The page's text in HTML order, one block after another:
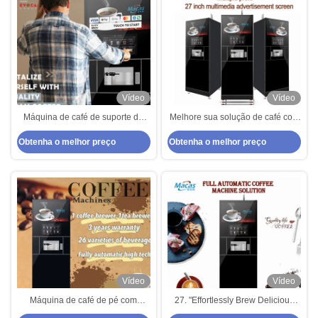
Vídeo
Máquina de café de suporte de
fábrica profissional com moedor
importado
Obtenha o melhor preço
Vídeo
Melhore sua solução de café com
a nossa máquina de café em pé
vendendo máquina de café
Espresso
Obtenha o melhor preço
Vídeo
Máquina de café de pé com
moedor importado
Vídeo
27. "Effortlessly Brew Delicious
Coffee with Our Floor Standing